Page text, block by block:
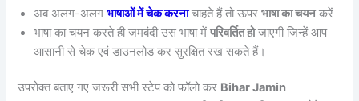
अब अलग-अलगभाषाओं में चेक करनाचाहते हैं तो ऊपरभाषा का चयनकरें
भाषा का चयन करते ही जमबंदी उस भाषा मेंपरिवर्तित होजाएगी जिन्हें आप
आसानी से चेक एवं डाउनलोड कर सुरक्षित रख सकते हैं।
उपरोक्त बताए गए जरूरी सभी स्टेप को फॉलो कर Bihar Jamin